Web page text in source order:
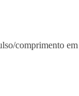
comprimento